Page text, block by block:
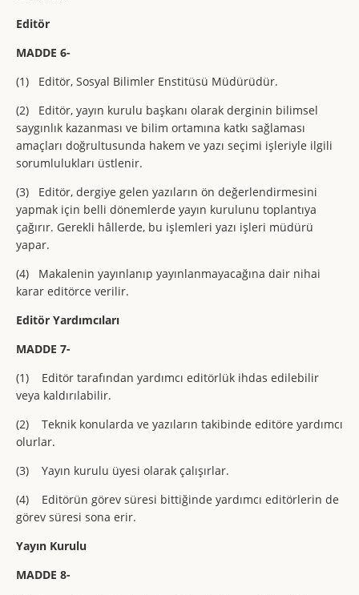
Editör
MADDE 6-
(1) Editör, Sosyal Bilimler Enstitüsü Müdürüdür.
(2) Editör, yayın kurulu başkanı olarak derginin bilimsel
saygınlık kazanması ve bilim ortamına katkı sağlaması
amaçları doğrultusunda hakem ve yazı seçimi işleriyle ilgili
sorumlulukları üstlenir.
(3) Editör, dergiye gelen yazıların ön değerlendirmesini
yapmak için belli dönemlerde yayın kurulunu toplantıya
çağırır. Gerekli hâllerde, bu işlemleri yazı işleri müdürü
yapar.
(4) Makalenin yayınlanıp yayınlanmayacağına dair nihai
karar editörce verilir.
Editör Yardımcıları
MADDE 7-
(1) Editör tarafından yardımcı editörlük ihdas edilebilir
veya kaldırılabilir.
(2) Teknik konularda ve yazıların takibinde editöre yardımcı
olurlar.
(3) Yayın kurulu üyesi olarak çalışırlar.
(4) Editörün görev süresi bittiğinde yardımcı editörlerin de
görev süresi sona erir.
Yayın Kurulu
MADDE 8-